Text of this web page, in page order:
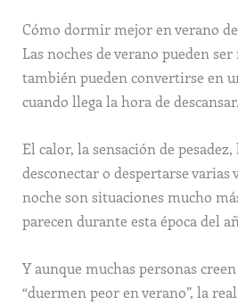
Cómo dormir mejor en verano
Las noches de verano pueden
también pueden convertirse en
cuando llega la hora de descansar.
El calor, la sensación de
desconectar o despertarse varias
noche son situaciones mucho
parecen durante esta época del
Y aunque muchas personas
“duermen peor en verano”, la